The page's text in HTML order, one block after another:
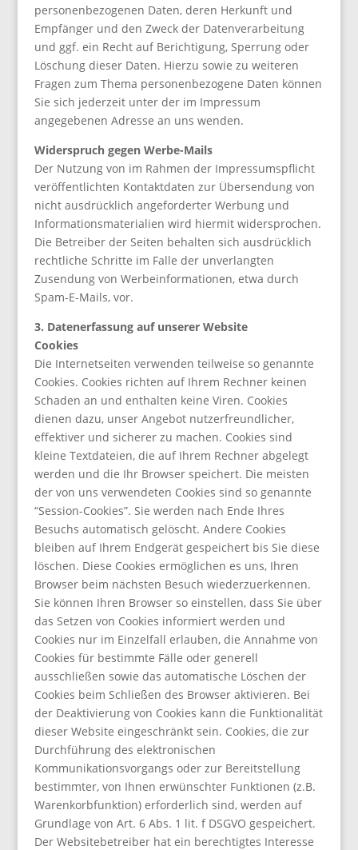
personenbezogenen Daten, deren Herkunft und
Empfänger und den Zweck der Datenverarbeitung
und ggf. ein Recht auf Berichtigung, Sperrung oder
Löschung dieser Daten. Hierzu sowie zu weiteren
Fragen zum Thema personenbezogene Daten können
Sie sich jederzeit unter der im Impressum
angegebenen Adresse an uns wenden.
Widerspruch gegen Werbe-Mails
Der Nutzung von im Rahmen der Impressumspflicht
veröffentlichten Kontaktdaten zur Übersendung von
nicht ausdrücklich angeforderter Werbung und
Informationsmaterialien wird hiermit widersprochen.
Die Betreiber der Seiten behalten sich ausdrücklich
rechtliche Schritte im Falle der unverlangten
Zusendung von Werbeinformationen, etwa durch
Spam-E-Mails, vor.
3. Datenerfassung auf unserer Website
Cookies
Die Internetseiten verwenden teilweise so genannte
Cookies. Cookies richten auf Ihrem Rechner keinen
Schaden an und enthalten keine Viren. Cookies
dienen dazu, unser Angebot nutzerfreundlicher,
effektiver und sicherer zu machen. Cookies sind
kleine Textdateien, die auf Ihrem Rechner abgelegt
werden und die Ihr Browser speichert. Die meisten
der von uns verwendeten Cookies sind so genannte
“Session-Cookies”. Sie werden nach Ende Ihres
Besuchs automatisch gelöscht. Andere Cookies
bleiben auf Ihrem Endgerät gespeichert bis Sie diese
löschen. Diese Cookies ermöglichen es uns, Ihren
Browser beim nächsten Besuch wiederzuerkennen.
Sie können Ihren Browser so einstellen, dass Sie über
das Setzen von Cookies informiert werden und
Cookies nur im Einzelfall erlauben, die Annahme von
Cookies für bestimmte Fälle oder generell
ausschließen sowie das automatische Löschen der
Cookies beim Schließen des Browser aktivieren. Bei
der Deaktivierung von Cookies kann die Funktionalität
dieser Website eingeschränkt sein. Cookies, die zur
Durchführung des elektronischen
Kommunikationsvorgangs oder zur Bereitstellung
bestimmter, von Ihnen erwünschter Funktionen (z.B.
Warenkorbfunktion) erforderlich sind, werden auf
Grundlage von Art. 6 Abs. 1 lit. f DSGVO gespeichert.
Der Websitebetreiber hat ein berechtigtes Interesse